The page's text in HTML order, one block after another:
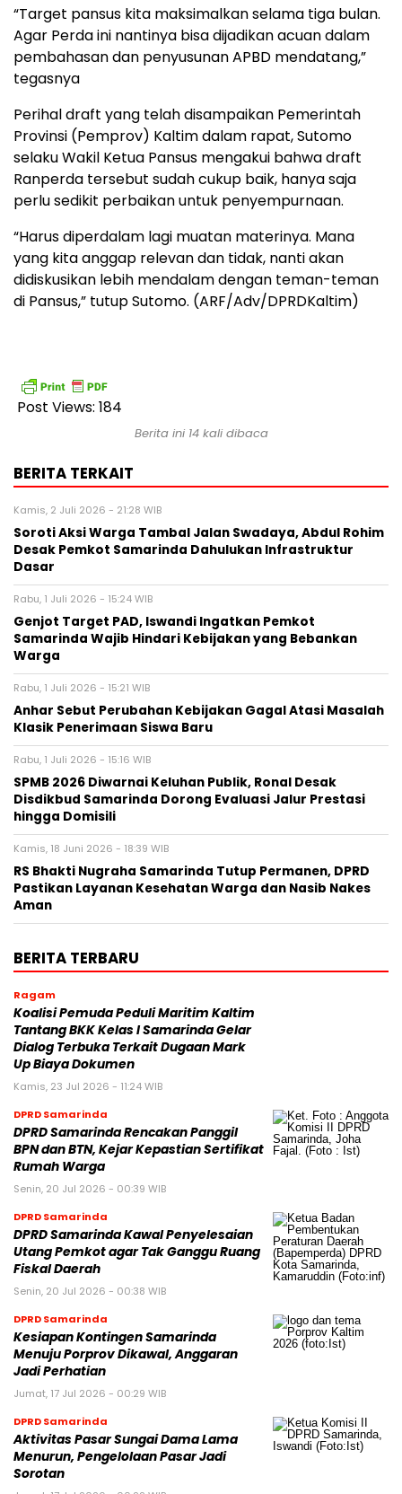
“Target pansus kita maksimalkan selama tiga bulan.
Agar Perda ini nantinya bisa dijadikan acuan dalam
pembahasan dan penyusunan APBD mendatang,”
tegasnya
Perihal draft yang telah disampaikan Pemerintah
Provinsi (Pemprov) Kaltim dalam rapat, Sutomo
selaku Wakil Ketua Pansus mengakui bahwa draft
Ranperda tersebut sudah cukup baik, hanya saja
perlu sedikit perbaikan untuk penyempurnaan.
“Harus diperdalam lagi muatan materinya. Mana
yang kita anggap relevan dan tidak, nanti akan
didiskusikan lebih mendalam dengan teman-teman
di Pansus,” tutup Sutomo. (ARF/Adv/DPRDKaltim)
Post Views: 184
Berita ini 14 kali dibaca
BERITA TERKAIT
Kamis, 2 Juli 2026 - 21:28 WIB
Soroti Aksi Warga Tambal Jalan Swadaya, Abdul Rohim
Desak Pemkot Samarinda Dahulukan Infrastruktur
Dasar
Rabu, 1 Juli 2026 - 15:24 WIB
Genjot Target PAD, Iswandi Ingatkan Pemkot
Samarinda Wajib Hindari Kebijakan yang Bebankan
Warga
Rabu, 1 Juli 2026 - 15:21 WIB
Anhar Sebut Perubahan Kebijakan Gagal Atasi Masalah
Klasik Penerimaan Siswa Baru
Rabu, 1 Juli 2026 - 15:16 WIB
SPMB 2026 Diwarnai Keluhan Publik, Ronal Desak
Disdikbud Samarinda Dorong Evaluasi Jalur Prestasi
hingga Domisili
Kamis, 18 Juni 2026 - 18:39 WIB
RS Bhakti Nugraha Samarinda Tutup Permanen, DPRD
Pastikan Layanan Kesehatan Warga dan Nasib Nakes
Aman
BERITA TERBARU
Ragam
Koalisi Pemuda Peduli Maritim Kaltim
Tantang BKK Kelas I Samarinda Gelar
Dialog Terbuka Terkait Dugaan Mark
Up Biaya Dokumen
Kamis, 23 Jul 2026 - 11:24 WIB
DPRD Samarinda
DPRD Samarinda Rencakan Panggil
BPN dan BTN, Kejar Kepastian Sertifikat
Rumah Warga
Senin, 20 Jul 2026 - 00:39 WIB
DPRD Samarinda
DPRD Samarinda Kawal Penyelesaian
Utang Pemkot agar Tak Ganggu Ruang
Fiskal Daerah
Senin, 20 Jul 2026 - 00:38 WIB
DPRD Samarinda
Kesiapan Kontingen Samarinda
Menuju Porprov Dikawal, Anggaran
Jadi Perhatian
Jumat, 17 Jul 2026 - 00:29 WIB
DPRD Samarinda
Aktivitas Pasar Sungai Dama Lama
Menurun, Pengelolaan Pasar Jadi
Sorotan